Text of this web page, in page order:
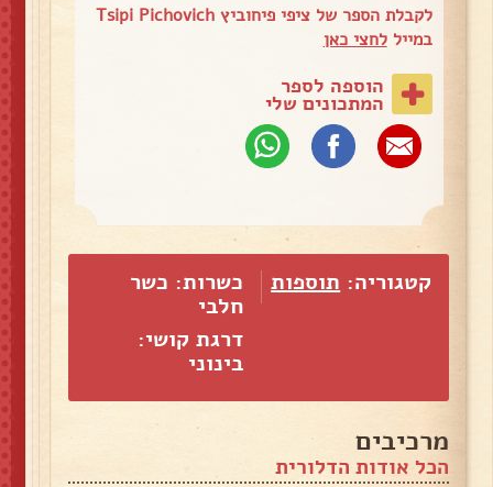
לקבלת הספר של ציפי פיחוביץ Tsipi Pichovich
במייללחצי כאן
הוספה לספר
המתכונים שלי
קטגוריה:תוספות
כשרות: כשר
חלבי
דרגת קושי:
בינוני
מרכיבים
הכל אודות הדלורית